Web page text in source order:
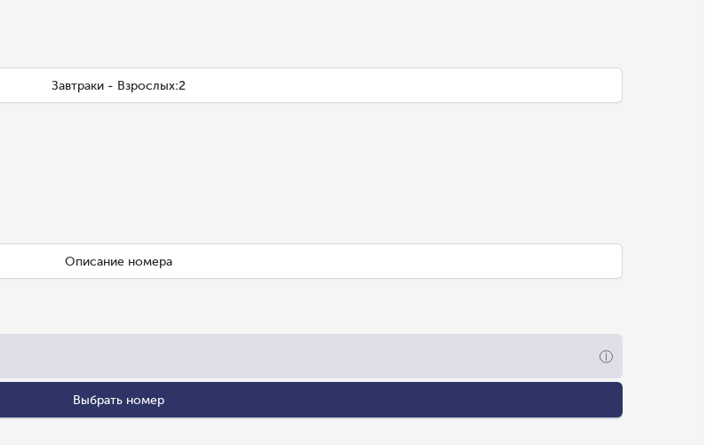
Завтраки - Взрослых:2
Описание номера
Выбрать номер